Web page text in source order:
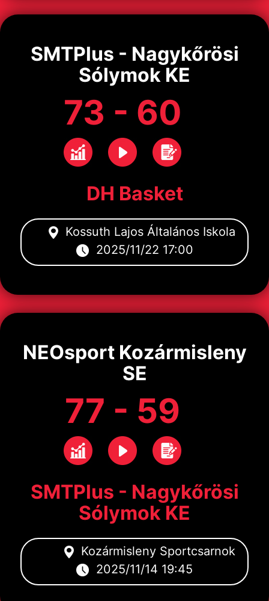
SMTPlus - Nagykőrösi
Sólymok KE
73 - 60
DH Basket
Kossuth Lajos Általános Iskola
2025/11/22 17:00
NEOsport Kozármisleny
SE
77 - 59
SMTPlus - Nagykőrösi
Sólymok KE
Kozármisleny Sportcsarnok
2025/11/14 19:45